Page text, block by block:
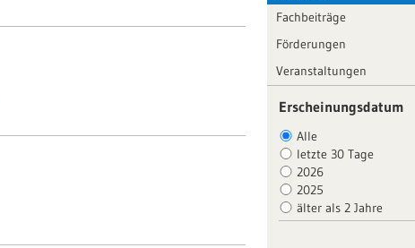
Fachbeiträge
Förderungen
Veranstaltungen
Erscheinungsdatum
Alle
letzte 30 Tage
2026
2025
älter als 2 Jahre